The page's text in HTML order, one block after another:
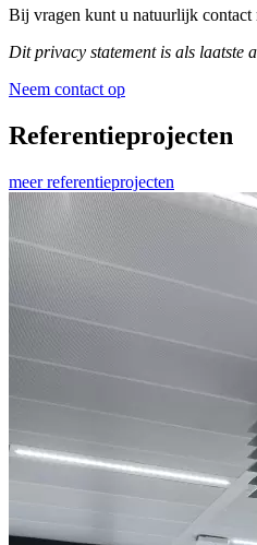
Bij vragen kunt u natuurlijk contact
Dit privacy statement is als laatste
Neem contact op
Referentieprojecten
meer referentieprojecten